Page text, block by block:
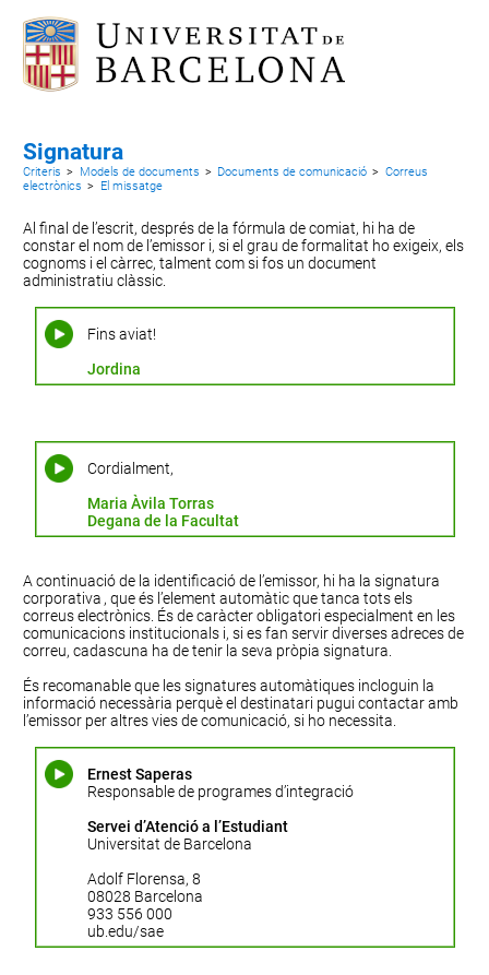
Signatura
Criteris > Models de documents > Documents de comunicació > Correus
electrònics > El missatge
Al final de l’escrit, després de la fórmula de comiat, hi ha de
constar el nom de l’emissor i, si el grau de formalitat ho exigeix, els
cognoms i el càrrec, talment com si fos un document
administratiu clàssic.
Fins aviat!
Jordina
Cordialment,
Maria Àvila Torras
Degana de la Facultat
A continuació de la identificació de l’emissor, hi ha lasignatura
corporativa , que és l’element automàtic que tanca tots els
correus electrònics. És de caràcter obligatori especialment en les
comunicacions institucionals i, si es fan servir diverses adreces de
correu, cadascuna ha de tenir la seva pròpia signatura.
És recomanable que les signatures automàtiques incloguin la
informació necessària perquè el destinatari pugui contactar amb
l’emissor per altres vies de comunicació, si ho necessita.
Ernest Saperas
Responsable de programes d’integració
Servei d’Atenció a l’Estudiant
Universitat de Barcelona
Adolf Florensa, 8
08028 Barcelona
933 556 000
ub.edu/sae